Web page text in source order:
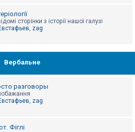
сторінки з історії нашої галузі
, zag
Вербальне
разговоры
, zag
Фіглі